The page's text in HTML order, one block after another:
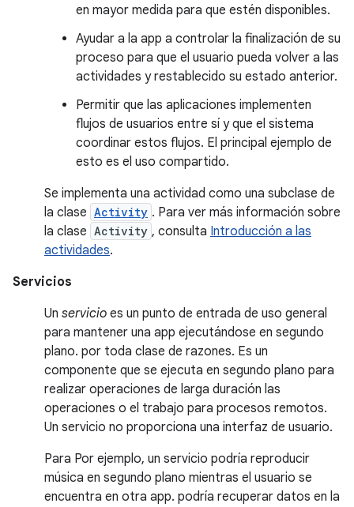
en mayor medida para que estén disponibles.
Ayudar a la app a controlar la finalización de su
proceso para que el usuario pueda volver a las
actividades y restablecido su estado anterior.
Permitir que las aplicaciones implementen
flujos de usuarios entre sí y que el sistema
coordinar estos flujos. El principal ejemplo de
esto es el uso compartido.
Se implementa una actividad como una subclase de
la clase Activity . Para ver más información sobre
la clase Activity , consulta Introducción a las
actividades.
Servicios
Un servicio es un punto de entrada de uso general
para mantener una app ejecutándose en segundo
plano. por toda clase de razones. Es un
componente que se ejecuta en segundo plano para
realizar operaciones de larga duración las
operaciones o el trabajo para procesos remotos.
Un servicio no proporciona una interfaz de usuario.
Para Por ejemplo, un servicio podría reproducir
música en segundo plano mientras el usuario se
encuentra en otra app. podría recuperar datos en la